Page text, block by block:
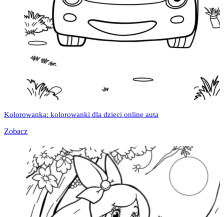
Kolorowanka: kolorowanki dla dzieci online auta
Zobacz